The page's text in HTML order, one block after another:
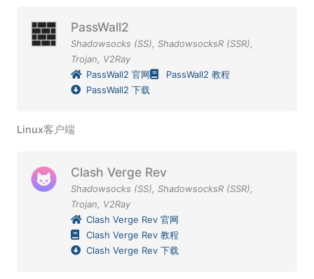
PassWall2
Shadowsocks (SS), ShadowsocksR (SSR),
Trojan, V2Ray
PassWall2 官网
PassWall2 教程
PassWall2 下载
Linux客户端
Clash Verge Rev
Shadowsocks (SS), ShadowsocksR (SSR),
Trojan, V2Ray
Clash Verge Rev 官网
Clash Verge Rev 教程
Clash Verge Rev 下载